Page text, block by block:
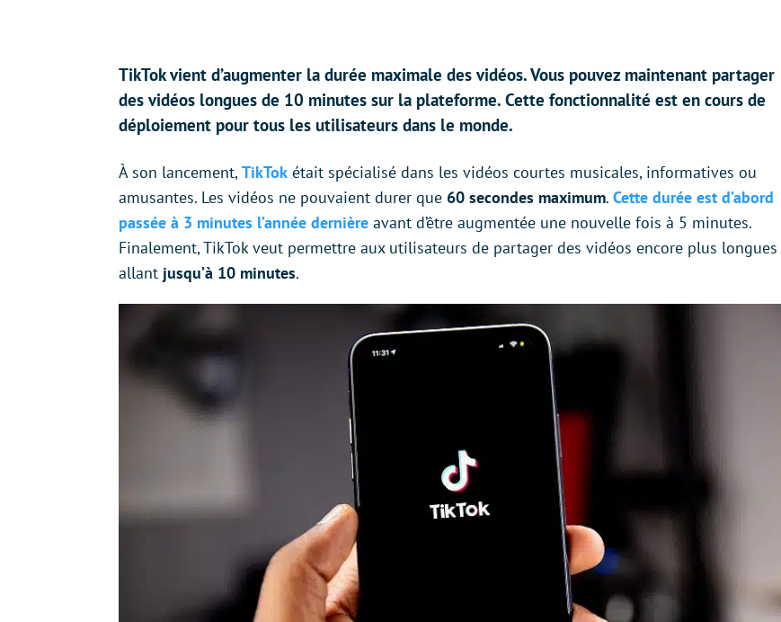
TikTok vient d’augmenter la durée maximale des vidéos. Vous pouvez maintenant partager
des vidéos longues de 10 minutes sur la plateforme. Cette fonctionnalité est en cours de
déploiement pour tous les utilisateurs dans le monde.
À son lancement,TikTok était spécialisé dans les vidéos courtes musicales, informatives ou
amusantes. Les vidéos ne pouvaient durer que 60 secondes maximum. Cette durée est d’abord
passée à 3 minutes l’année dernière avant d’être augmentée une nouvelle fois à 5 minutes.
Finalement, TikTok veut permettre aux utilisateurs de partager des vidéos encore plus longues
allant jusqu’à 10 minutes.